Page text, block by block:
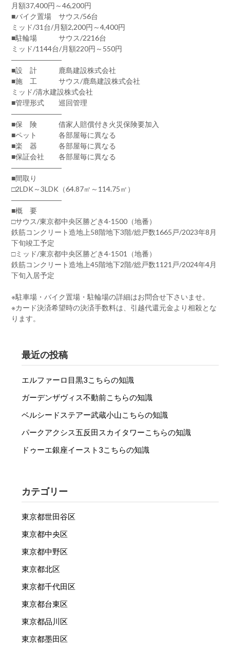
月額37,400円～46,200円
■バイク置場 サウス/56台
ミッド/31台/月額2,200円～4,400円
■駐輪場 サウス/2216台
ミッド/1144台/月額220円～550円
―――――――
■設 計 鹿島建設株式会社
■施 工 サウス/鹿島建設株式会社
ミッド/清水建設株式会社
■管理形式 巡回管理
―――――――
■保 険 借家人賠償付き火災保険要加入
■ペット 各部屋毎に異なる
■楽 器 各部屋毎に異なる
■保証会社 各部屋毎に異なる
―――――――
■間取り
□2LDK～3LDK（64.87㎡～114.75㎡）
―――――――
■概 要
□サウス/東京都中央区勝どき4-1500（地番）
鉄筋コンクリート造地上58階地下3階/総戸数1665戸/2023年8月
下旬竣工予定
□ミッド/東京都中央区勝どき4-1501（地番）
鉄筋コンクリート造地上45階地下2階/総戸数1121戸/2024年4月
下旬入居予定
※駐車場・バイク置場・駐輪場の詳細はお問合せ下さいませ。
※カード決済希望時の決済手数料は、引越代還元金より相殺とな
ります。
最近の投稿
エルファーロ目黒3こちらの知識
ガーデンザヴィス不動前こちらの知識
ベルシードステアー武蔵小山こちらの知識
パークアクシス五反田スカイタワーこちらの知識
ドゥーエ銀座イースト3こちらの知識
カテゴリー
東京都世田谷区
東京都中央区
東京都中野区
東京都北区
東京都千代田区
東京都台東区
東京都品川区
東京都墨田区